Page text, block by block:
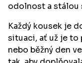
odolnost a stálou
Každý kousek je
situaci, ať už je to
nebo běžný den